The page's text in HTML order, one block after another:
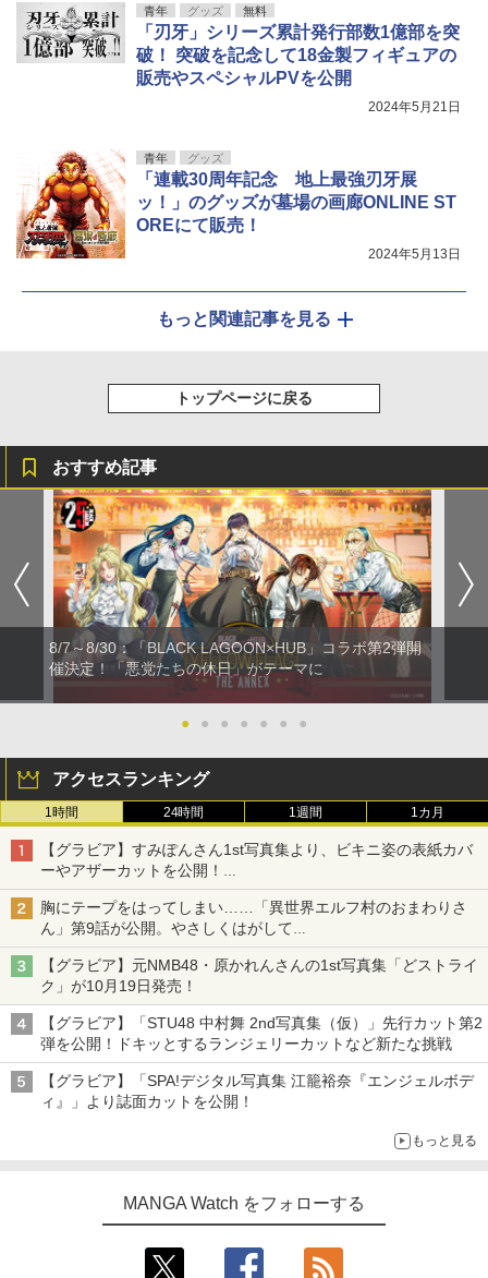
青年 グッズ 無料
「刃牙」シリーズ累計発行部数1億部を突
破！ 突破を記念して18金製フィギュアの
販売やスペシャルPVを公開
2024年5月21日
青年 グッズ
「連載30周年記念 地上最強刃牙展
ッ！」のグッズが墓場の画廊ONLINE ST
OREにて販売！
2024年5月13日
もっと関連記事を見る
トップページに戻る
おすすめ記事
8/7～8/30：「BLACK LAGOON×HUB」コラボ第2弾開
催決定！「悪党たちの休日」がテーマに
● ● ● ● ● ● ●
アクセスランキング
1時間 24時間 1週間 1カ月
【グラビア】すみぽんさん1st写真集より、ビキニ姿の表紙カバ
ーやアザーカットを公開！
タイトルは「offcourt（オフコート）」に決定
胸にテープをはってしまい……「異世界エルフ村のおまわりさ
ん」第9話が公開。やさしくはがして
第1巻の書店特典情報も！
【グラビア】元NMB48・原かれんさんの1st写真集「どストライ
ク」が10月19日発売！
【グラビア】「STU48 中村舞 2nd写真集（仮）」先行カット第2
弾を公開！ドキッとするランジェリーカットなど新たな挑戦
【グラビア】「SPA!デジタル写真集 江籠裕奈『エンジェルボデ
ィ』」より誌面カットを公開！
もっと見る
MANGA Watch をフォローする